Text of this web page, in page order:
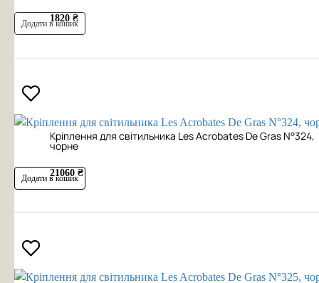
1820 ₴
Додати в кошик
Кріплення для світильника Les Acrobates De Gras N°324,
чорне
21060 ₴
Додати в кошик